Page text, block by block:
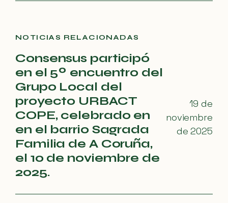
NOTICIAS RELACIONADAS
Consensus participó
en el 5º encuentro del
Grupo Local del
proyecto URBACT
COPE, celebrado en
en el barrio Sagrada
Familia de A Coruña,
el 10 de noviembre de
2025.
19 de
noviembre
de 2025